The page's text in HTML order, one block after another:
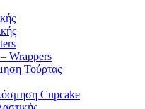
Wrappers
Τούρτας
Cupcake